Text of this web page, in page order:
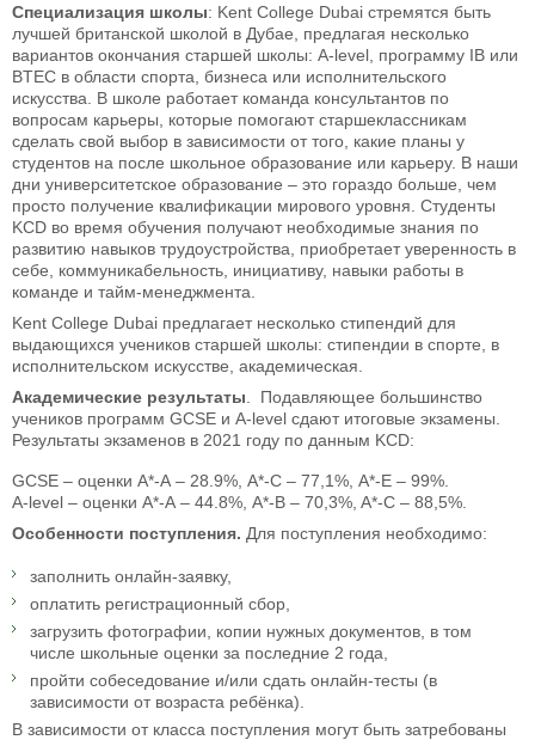
Специализация школы: Kent College Dubai стремятся быть
лучшей британской школой в Дубае, предлагая несколько
вариантов окончания старшей школы: A-level, программу IB или
BTEC в области спорта, бизнеса или исполнительского
искусства. В школе работает команда консультантов по
вопросам карьеры, которые помогают старшеклассникам
сделать свой выбор в зависимости от того, какие планы у
студентов на после школьное образование или карьеру. В наши
дни университетское образование – это гораздо больше, чем
просто получение квалификации мирового уровня. Студенты
KCD во время обучения получают необходимые знания по
развитию навыков трудоустройства, приобретает уверенность в
себе, коммуникабельность, инициативу, навыки работы в
команде и тайм-менеджмента.
Kent College Dubai предлагает несколько стипендий для
выдающихся учеников старшей школы: стипендии в спорте, в
исполнительском искусстве, академическая.
Академические результаты . Подавляющее большинство
учеников программ GCSE и A-level сдают итоговые экзамены.
Результаты экзаменов в 2021 году по данным KCD:
GCSE – оценки А*-А – 28.9%, A*-С – 77,1%, A*-Е – 99%.
A-level – оценки А*-А – 44.8%, A*-B – 70,3%, A*-C – 88,5%.
Особенности поступления. Для поступления необходимо:
заполнить онлайн-заявку,
оплатить регистрационный сбор,
загрузить фотографии, копии нужных документов, в том
числе школьные оценки за последние 2 года,
пройти собеседование и/или сдать онлайн-тесты (в
зависимости от возраста ребёнка).
В зависимости от класса поступления могут быть затребованы